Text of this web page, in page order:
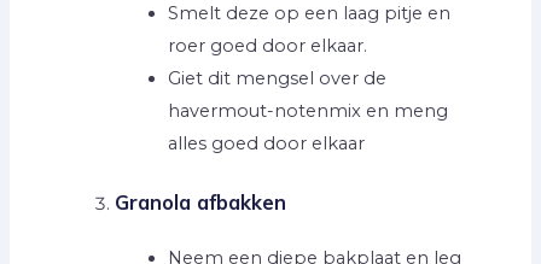
Smelt deze op een laag pitje en
roer goed door elkaar.
Giet dit mengsel over de
havermout-notenmix en meng
alles goed door elkaar
Granola afbakken
Neem een diepe bakplaat en leg